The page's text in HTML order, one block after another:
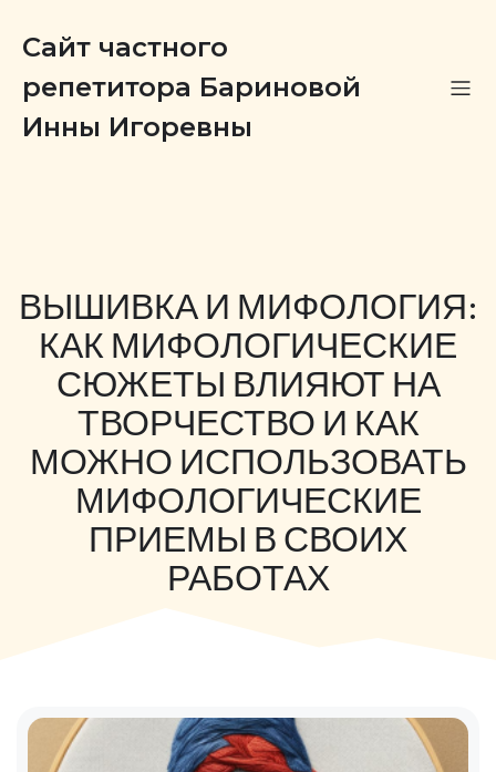
Сайт частного
репетитора Бариновой
Инны Игоревны
ВЫШИВКА И МИФОЛОГИЯ:
КАК МИФОЛОГИЧЕСКИЕ
СЮЖЕТЫ ВЛИЯЮТ НА
ТВОРЧЕСТВО И КАК
МОЖНО ИСПОЛЬЗОВАТЬ
МИФОЛОГИЧЕСКИЕ
ПРИЕМЫ В СВОИХ
РАБОТАХ